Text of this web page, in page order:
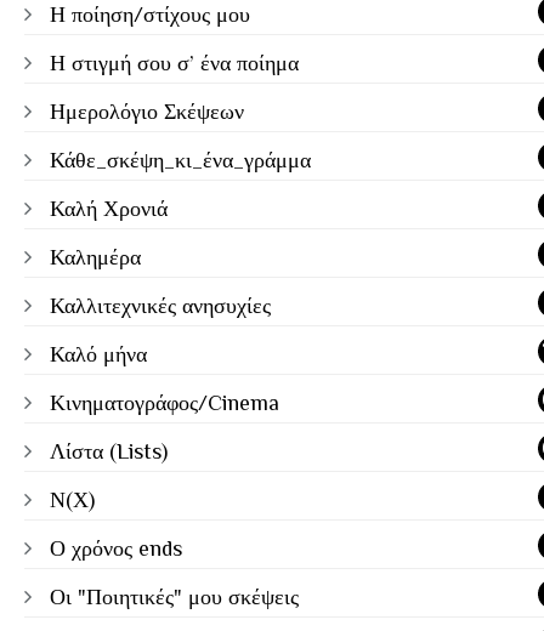
Η ποίηση/στίχους μου
Η στιγμή σου σ’ ένα ποίημα
Ημερολόγιο Σκέψεων
Κάθε_σκέψη_κι_ένα_γράμμα
Καλή Χρονιά
Καλημέρα
Καλλιτεχνικές ανησυχίες
Καλό μήνα
Κινηματογράφος/Cinema
Λίστα (Lists)
Ν(Χ)
Ο χρόνος ends
Οι "Ποιητικές" μου σκέψεις